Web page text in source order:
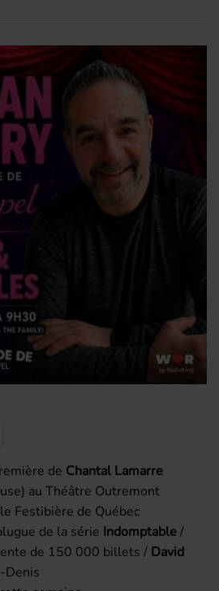
de Chantal Lamarre
au Théâtre Outremont
Festibière de Québec
de la série Indomptable/
de 150 000 billets / David
Denis